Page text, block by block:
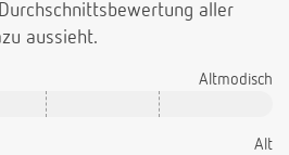
aller
aussieht.
Altmodisch
Alt